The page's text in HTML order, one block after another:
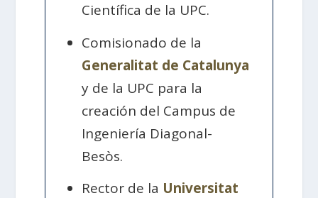
Científica de la UPC.
Comisionado de la
Generalitat de Catalunya
y de la UPC para la
creación del Campus de
Ingeniería Diagonal-
Besòs.
Rector de la Universitat